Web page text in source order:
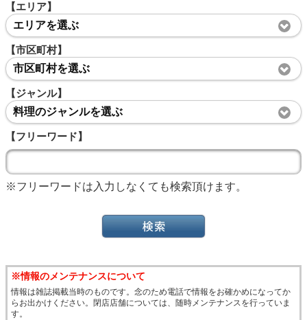
【エリア】
エリアを選ぶ
【市区町村】
市区町村を選ぶ
【ジャンル】
料理のジャンルを選ぶ
【フリーワード】
※フリーワードは入力しなくても検索頂けます。
※情報のメンテナンスについて
情報は雑誌掲載当時のものです。念のため電話で情報をお確かめになってか
らお出かけください。閉店店舗については、随時メンテナンスを行っていま
す。